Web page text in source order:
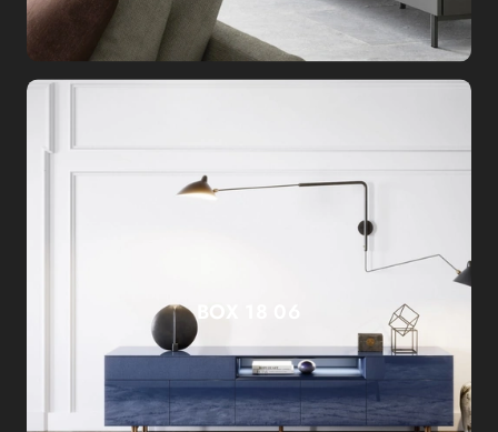
BOX 18 06